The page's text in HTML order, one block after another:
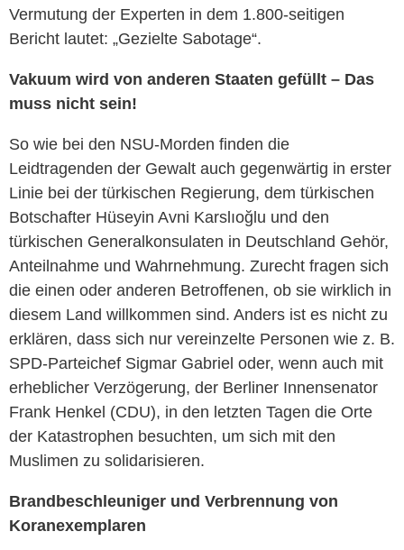
Vermutung der Experten in dem 1.800-seitigen
Bericht lautet: „Gezielte Sabotage“.
Vakuum wird von anderen Staaten gefüllt – Das
muss nicht sein!
So wie bei den NSU-Morden finden die
Leidtragenden der Gewalt auch gegenwärtig in erster
Linie bei der türkischen Regierung, dem türkischen
Botschafter Hüseyin Avni Karslıoğlu und den
türkischen Generalkonsulaten in Deutschland Gehör,
Anteilnahme und Wahrnehmung. Zurecht fragen sich
die einen oder anderen Betroffenen, ob sie wirklich in
diesem Land willkommen sind. Anders ist es nicht zu
erklären, dass sich nur vereinzelte Personen wie z. B.
SPD-Parteichef Sigmar Gabriel oder, wenn auch mit
erheblicher Verzögerung, der Berliner Innensenator
Frank Henkel (CDU), in den letzten Tagen die Orte
der Katastrophen besuchten, um sich mit den
Muslimen zu solidarisieren.
Brandbeschleuniger und Verbrennung von
Koranexemplaren